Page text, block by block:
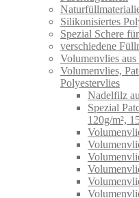
Silikonisiertes
Spezial Schere
verschiedene
Volumenvlies
Volumenvlies,
Polyestervlies
Nadelfilz
Spezial
120g/m²,